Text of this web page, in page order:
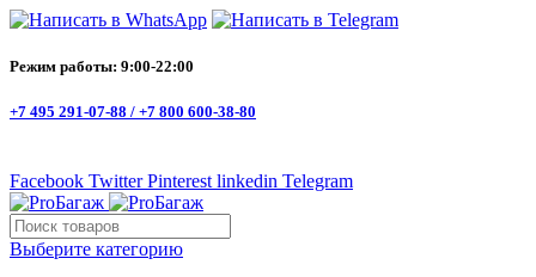
Режим работы: 9:00-22:00
+7 495 291-07-88 / +7 800 600-38-80
Facebook Twitter Pinterest linkedin Telegram
Выберите категорию